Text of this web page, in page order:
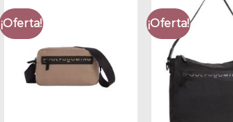
¡Oferta! ¡Oferta!